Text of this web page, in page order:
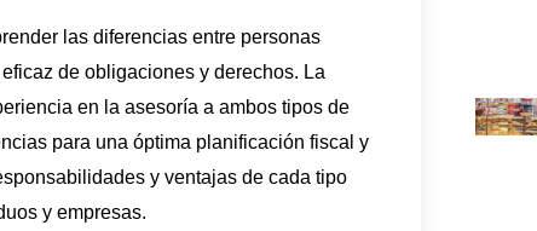
las diferencias entre personas
de obligaciones y derechos. La
en la asesoría a ambos tipos de
para una óptima planificación fiscal y
y ventajas de cada tipo
y empresas.